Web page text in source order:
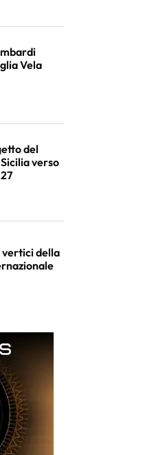
Vela
del
verso
vertici della